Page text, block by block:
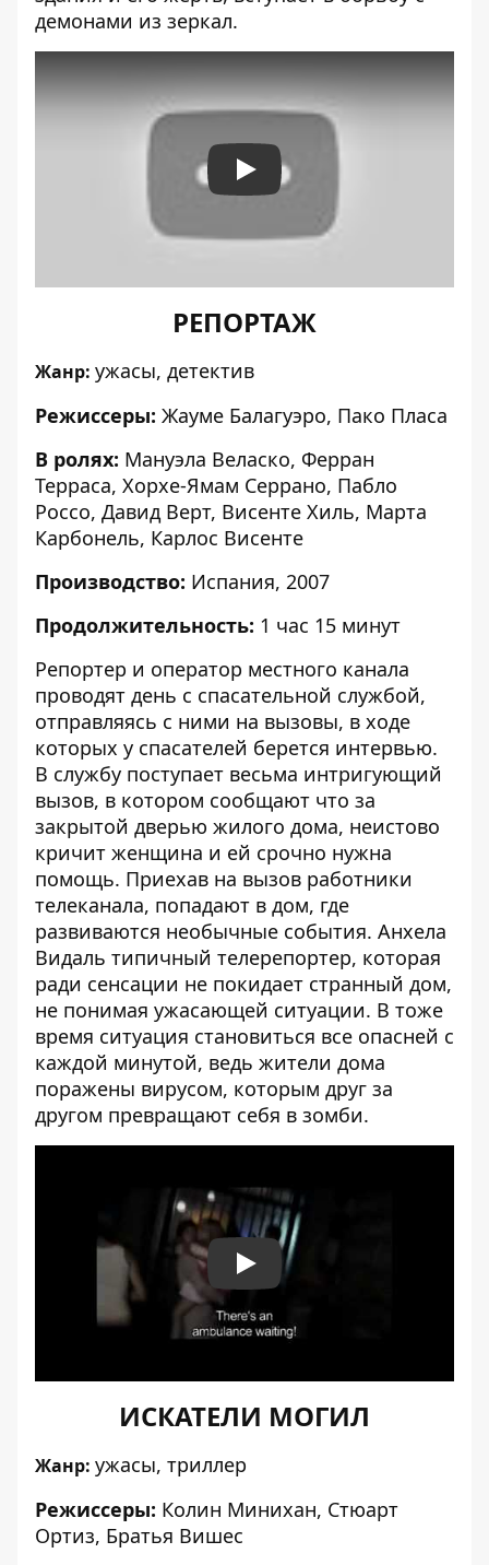
демонами из зеркал.
Play
РЕПОРТАЖ
Жанр: ужасы, детектив
Режиссеры: Жауме Балагуэро, Пако Пласа
В ролях: Мануэла Веласко, Ферран
Терраса, Хорхе-Ямам Серрано, Пабло
Россо, Давид Верт, Висенте Хиль, Марта
Карбонель, Карлос Висенте
Производство: Испания, 2007
Продолжительность: 1 час 15 минут
Репортер и оператор местного канала
проводят день с спасательной службой,
отправляясь с ними на вызовы, в ходе
которых у спасателей берется интервью.
В службу поступает весьма интригующий
вызов, в котором сообщают что за
закрытой дверью жилого дома, неистово
кричит женщина и ей срочно нужна
помощь. Приехав на вызов работники
телеканала, попадают в дом, где
развиваются необычные события. Анхела
Видаль типичный телерепортер, которая
ради сенсации не покидает странный дом,
не понимая ужасающей ситуации. В тоже
время ситуация становиться все опасней с
каждой минутой, ведь жители дома
поражены вирусом, которым друг за
другом превращают себя в зомби.
Play
ИСКАТЕЛИ МОГИЛ
Жанр: ужасы, триллер
Режиссеры: Колин Минихан, Стюарт
Ортиз, Братья Вишес